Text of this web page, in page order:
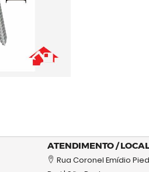
ATENDIMENTO /
Rua Coronel Emídio